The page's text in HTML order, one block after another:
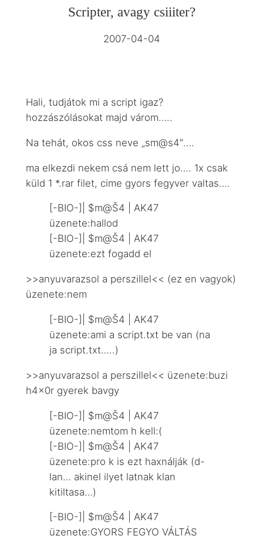
Scripter, avagy csiiiter?
2007-04-04
Hali, tudjátok mi a script igaz?
hozzászólásokat majd várom…..
Na tehát, okos css neve „sm@s4″….
ma elkezdi nekem csá nem lett jo…. 1x csak
küld 1 *.rar filet, cime gyors fegyver valtas….
[-BIO-]| $m@Š4 | AK47
üzenete:hallod
[-BIO-]| $m@Š4 | AK47
üzenete:ezt fogadd el
>>anyuvarazsol a perszillel<< (ez en vagyok)
üzenete:nem
[-BIO-]| $m@Š4 | AK47
üzenete:ami a script.txt be van (na
ja script.txt…..)
>>anyuvarazsol a perszillel<< üzenete:buzi
h4x0r gyerek bavgy
[-BIO-]| $m@Š4 | AK47
üzenete:nemtom h kell:(
[-BIO-]| $m@Š4 | AK47
üzenete:pro k is ezt haxnálják (d-
lan… akinel ilyet latnak klan
kitiltasa…)
[-BIO-]| $m@Š4 | AK47
üzenete:GYORS FEGYO VÁLTÁS